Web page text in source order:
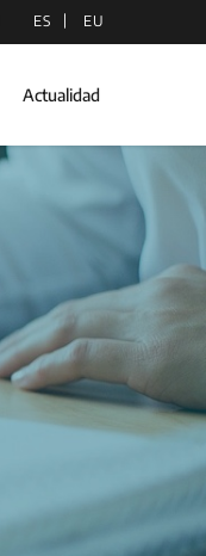
ES EU
Actualidad